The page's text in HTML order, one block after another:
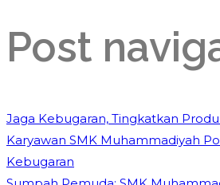
Post
Jaga Kebugaran, Tingkatkan
Karyawan SMK Muhammadiyah
Kebugaran